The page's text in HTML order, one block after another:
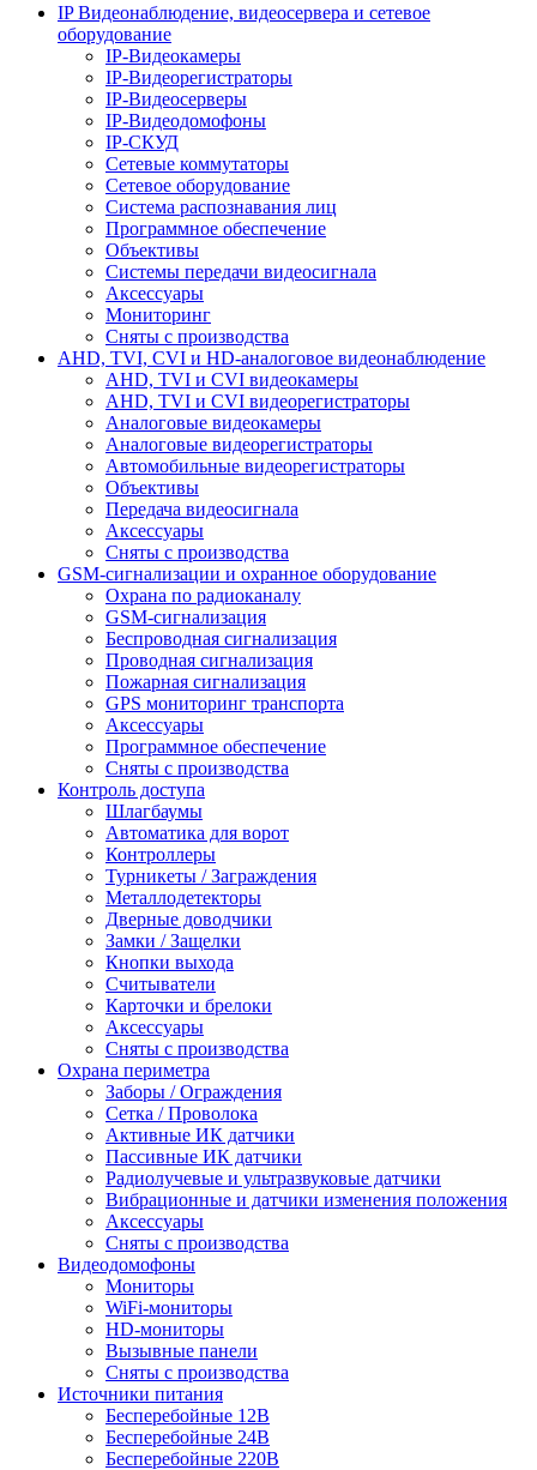
IP Видеонаблюдение, видеосервера и сетевое
оборудование
IP-Видеокамеры
IP-Видеорегистраторы
IP-Видеосерверы
IP-Видеодомофоны
IP-СКУД
Сетевые коммутаторы
Сетевое оборудование
Система распознавания лиц
Программное обеспечение
Объективы
Системы передачи видеосигнала
Аксессуары
Мониторинг
Сняты с производства
AHD, TVI, CVI и HD-аналоговое видеонаблюдение
AHD, TVI и CVI видеокамеры
AHD, TVI и CVI видеорегистраторы
Аналоговые видеокамеры
Аналоговые видеорегистраторы
Автомобильные видеорегистраторы
Объективы
Передача видеосигнала
Аксессуары
Сняты с производства
GSM-сигнализации и охранное оборудование
Охрана по радиоканалу
GSM-сигнализация
Беспроводная сигнализация
Проводная сигнализация
Пожарная сигнализация
GPS мониторинг транспорта
Аксессуары
Программное обеспечение
Сняты с производства
Контроль доступа
Шлагбаумы
Автоматика для ворот
Контроллеры
Турникеты / Заграждения
Металлодетекторы
Дверные доводчики
Замки / Защелки
Кнопки выхода
Считыватели
Карточки и брелоки
Аксессуары
Сняты с производства
Охрана периметра
Заборы / Ограждения
Сетка / Проволока
Активные ИК датчики
Пассивные ИК датчики
Радиолучевые и ультразвуковые датчики
Вибрационные и датчики изменения положения
Аксессуары
Сняты с производства
Видеодомофоны
Мониторы
WiFi-мониторы
HD-мониторы
Вызывные панели
Сняты с производства
Источники питания
Бесперебойные 12В
Бесперебойные 24В
Бесперебойные 220В